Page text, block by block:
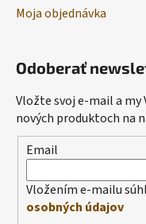
Moja objednávka
Odoberať
Vložte svoj e-mail a
nových produktoch na
Email
Vložením e-mailu
osobných údajov